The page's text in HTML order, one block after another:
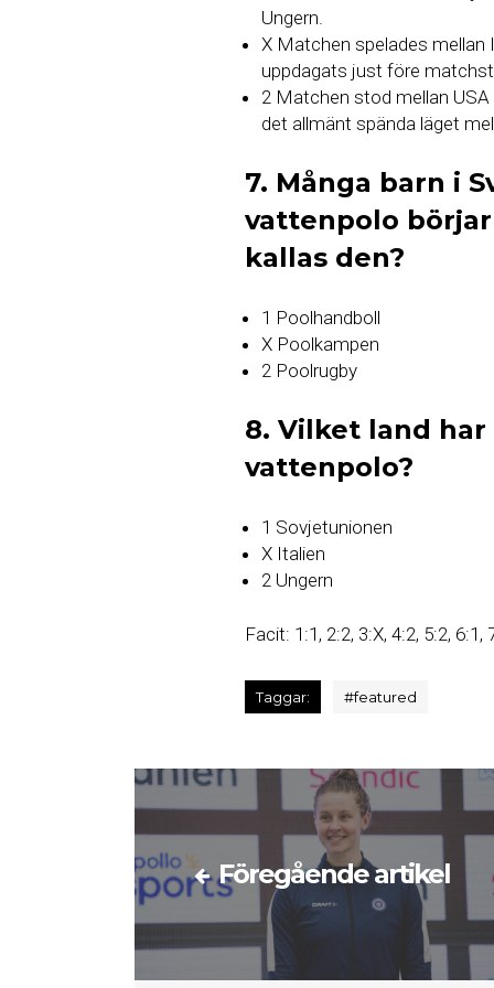
Ungern.
X Matchen spelades mellan
uppdagats just före
2 Matchen stod mellan
det allmänt spända läget
7. Många barn i
vattenpolo
kallas den?
1 Poolhandboll
X Poolkampen
2 Poolrugby
8. Vilket land
vattenpolo?
1 Sovjetunionen
X Italien
2 Ungern
Facit: 1:1, 2:2, 3:X, 4:2, 5:2, 6:1,
Taggar: #featured
Föregående artikel